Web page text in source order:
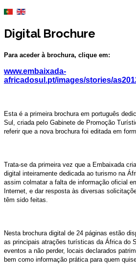
Digital Brochure
Para aceder à brochura, clique em:
www.embaixada-
africadosul.pt/images/stories/
Esta é a primeira brochura em português
Sul, criada pelo Gabinete de Promoção
referir que a nova brochura foi editada em
Trata-se da primeira vez que a Embaixada
digital inteiramente dedicada ao turismo na
assim colmatar a falta de informação oficial
Internet, e dar resposta às diversas
têm sido feitas.
Nesta brochura digital de 24 páginas estão
as principais atrações turísticas da África do
eventos a não perder, locais declarados
bem como informação prática para quem